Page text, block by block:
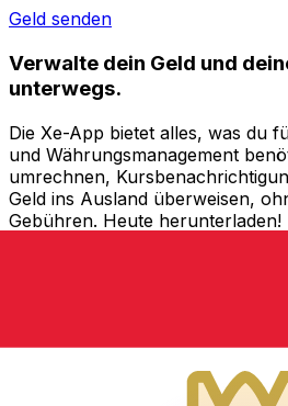
Geld senden
Verwalte dein Geld und
unterwegs.
Die Xe-App bietet alles, was du
und Währungsmanagement
umrechnen,
Geld ins Ausland überweisen,
Gebühren. Heute herunterladen!